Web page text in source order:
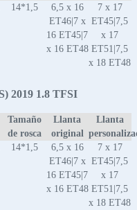
14*1,5
6,5 x 16
ET46|7 x
16 ET45|7
x 16 ET48
7 x 17
ET45|7,5
x 17
ET51|7,5
x 18 ET48
2019 1.8 TFSI
Tamaño
de rosca
Llanta
original
Llanta
14*1,5
6,5 x 16
ET46|7 x
16 ET45|7
x 16 ET48
7 x 17
ET45|7,5
x 17
ET51|7,5
x 18 ET48